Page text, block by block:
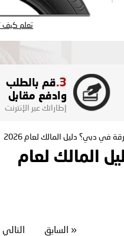
تعلم كيف
3. قم بالطلب
وادفع مقابل
إطاراتك عبر الإنترنت
في دبي؟ دليل المالك لعام 2026
المالك لعام
« السابق التالي